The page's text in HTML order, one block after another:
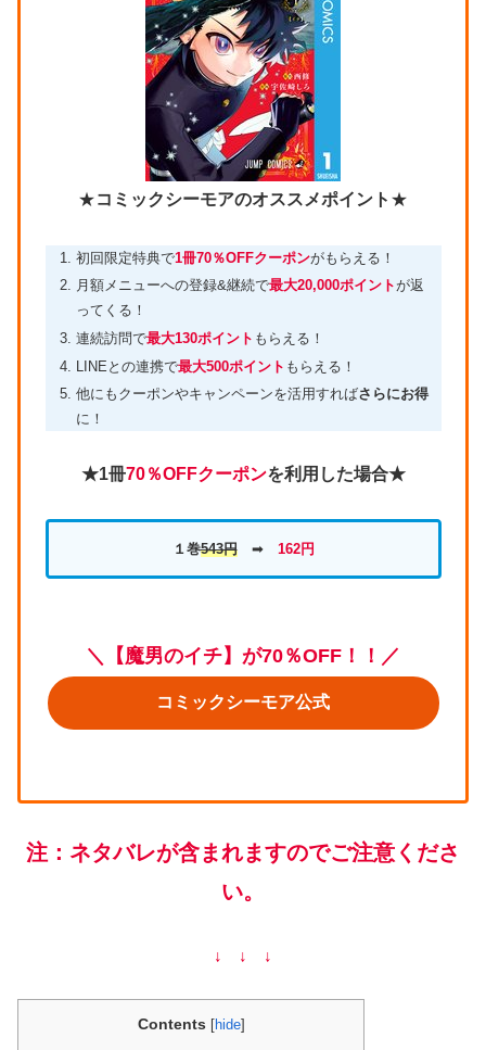
★コミックシーモアのオススメポイント ★
初回限定特典で1冊70％OFFクーポンがもらえる！
月額メニューへの登録&継続で最大20,000ポイントが返
ってくる！
連続訪問で最大130ポイント もらえる！
LINEとの連携で最大500ポイント もらえる！
他にもクーポンやキャンペーンを活用すればさらにお得
に！
★1冊70％OFFクーポンを利用した場合★
１巻543円➡ 162円
＼【魔男のイチ】が70％OFF！！／
コミックシーモア公式
注：ネタバレが含まれますのでご注意くださ
い。
↓ ↓ ↓
Contents [hide]